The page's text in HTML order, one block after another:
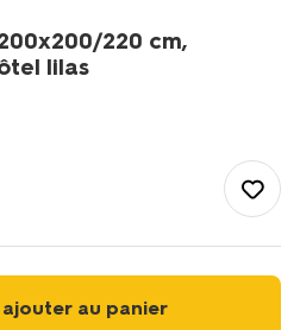
220 cm,
lilas
ajouter au panier